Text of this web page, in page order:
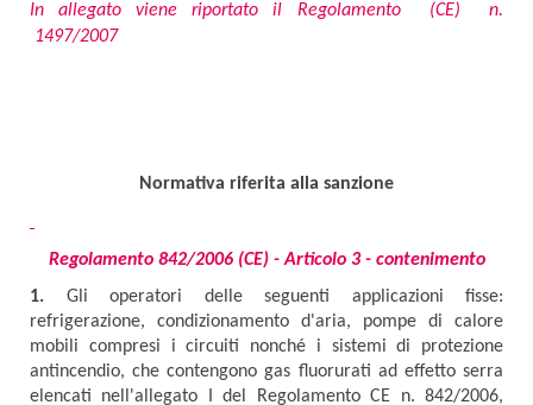
In allegato viene riportato il Regolamento (CE) n.
1497/2007
Normativa riferita alla sanzione
Regolamento 842/2006 (CE) - Articolo 3 - contenimento
1. Gli operatori delle seguenti applicazioni fisse:
refrigerazione, condizionamento d'aria, pompe di calore
mobili compresi i circuiti nonché i sistemi di protezione
antincendio, che contengono gas fluorurati ad effetto serra
elencati nell'allegato I del Regolamento CE n. 842/2006,